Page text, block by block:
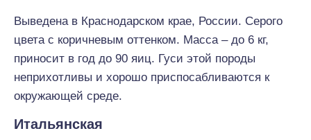
Выведена в Краснодарском крае, России. Серого
цвета с коричневым оттенком. Масса – до 6 кг,
приносит в год до 90 яиц. Гуси этой породы
неприхотливы и хорошо приспосабливаются к
окружающей среде.
Итальянская